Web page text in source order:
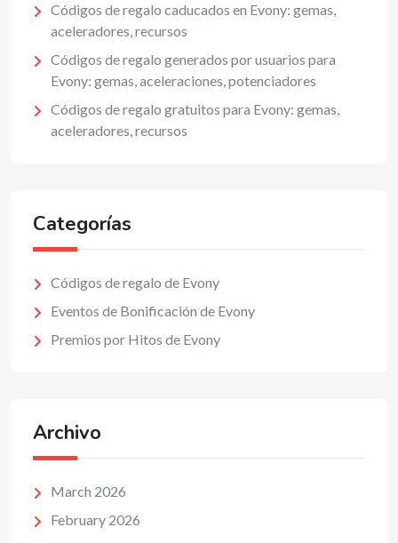
Códigos de regalo caducados en Evony: gemas,
aceleradores, recursos
Códigos de regalo generados por usuarios para
Evony: gemas, aceleraciones, potenciadores
Códigos de regalo gratuitos para Evony: gemas,
aceleradores, recursos
Categorías
Códigos de regalo de Evony
Eventos de Bonificación de Evony
Premios por Hitos de Evony
Archivo
March 2026
February 2026